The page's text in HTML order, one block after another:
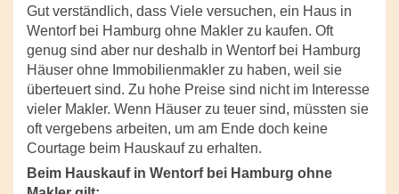
Gut verständlich, dass Viele versuchen, ein Haus in
Wentorf bei Hamburg ohne Makler zu kaufen. Oft
genug sind aber nur deshalb in Wentorf bei Hamburg
Häuser ohne Immobilienmakler zu haben, weil sie
überteuert sind. Zu hohe Preise sind nicht im Interesse
vieler Makler. Wenn Häuser zu teuer sind, müssten sie
oft vergebens arbeiten, um am Ende doch keine
Courtage beim Hauskauf zu erhalten.
Beim Hauskauf in Wentorf bei Hamburg ohne